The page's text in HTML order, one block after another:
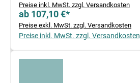
Preise inkl. MwSt. zzgl. Versandkosten
ab 107,10 €*
Preise exkl. MwSt. zzgl. Versandkosten
Preise inkl. MwSt. zzgl. Versandkosten